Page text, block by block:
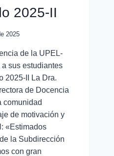
2025-II
2025
de la UPEL-
a sus estudiantes
2025-II La Dra.
de Docencia
comunidad
de motivación y
«Estimados
la Subdirección
con gran